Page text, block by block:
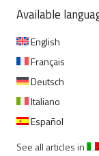
Available
English
Français
Deutsch
Italiano
Español
See all articles in